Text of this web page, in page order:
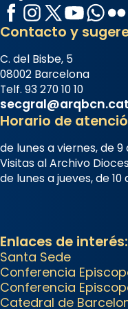
deixebles
frare
en una
filles de
Foto
View on
2
Jaume,
Joan i
Facebook
Instagram
X / Twitter
YouTube
Contacto y
C. del Bisbe, 5
08002 Barcelona
Telf. 93 270 10 10
secgral@arqbcn.cat
Horario de
de lunes a viernes, de 9
Visitas al Archivo
de lunes a jueves, de 10
Enlaces de interés:
Santa Sede
Conferencia
Conferencia
Catedral de